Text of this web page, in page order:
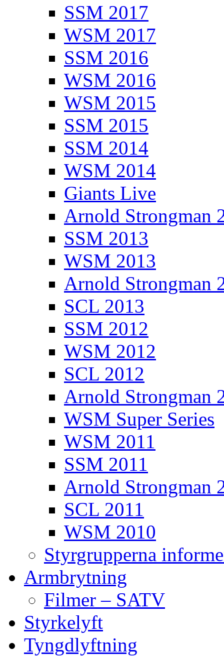
SSM 2017
WSM 2017
SSM 2016
WSM 2016
WSM 2015
SSM 2015
SSM 2014
WSM 2014
Giants Live
Arnold Strongman
SSM 2013
WSM 2013
Arnold Strongman
SCL 2013
SSM 2012
WSM 2012
SCL 2012
Arnold Strongman
WSM Super Series
WSM 2011
SSM 2011
Arnold Strongman
SCL 2011
WSM 2010
Styrgrupperna
Armbrytning
Filmer – SATV
Styrkelyft
Tyngdlyftning